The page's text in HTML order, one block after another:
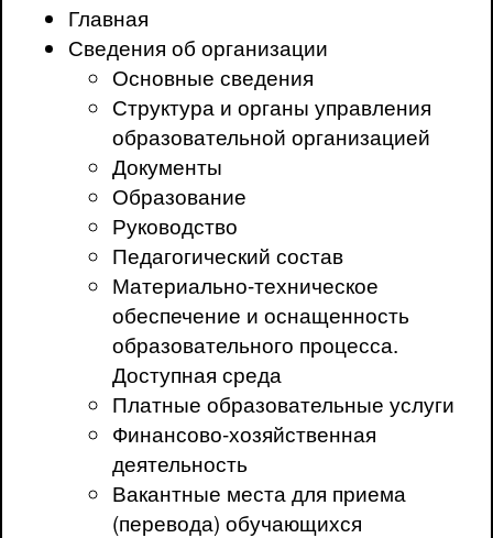
Главная
Сведения об организации
Основные сведения
Структура и органы управления
образовательной организацией
Документы
Образование
Руководство
Педагогический состав
Материально-техническое
обеспечение и оснащенность
образовательного процесса.
Доступная среда
Платные образовательные услуги
Финансово-хозяйственная
деятельность
Вакантные места для приема
(перевода) обучающихся